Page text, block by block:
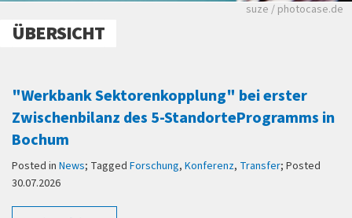
Viele Zeitungen.
suze / photocase.de
ÜBERSICHT
"Werkbank Sektorenkopplung" bei erster
Zwischenbilanz des 5-StandorteProgramms in
Bochum
Posted in News; Tagged Forschung, Konferenz, Transfer; Posted
30.07.2026